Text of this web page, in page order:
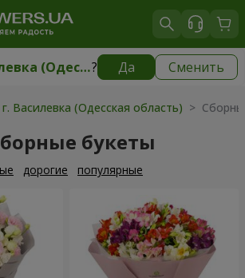
Василевка (Одесская область)? Да Сменить
(Одесская область) |595 грн
Василевка (Одесская область) >
букеты
дорогие популярные